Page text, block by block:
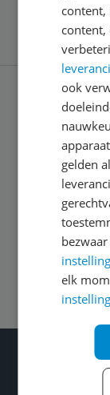
Service
Algemeen
Zakelijk
Volg ons op
content,
content,
ook
gelden
elk